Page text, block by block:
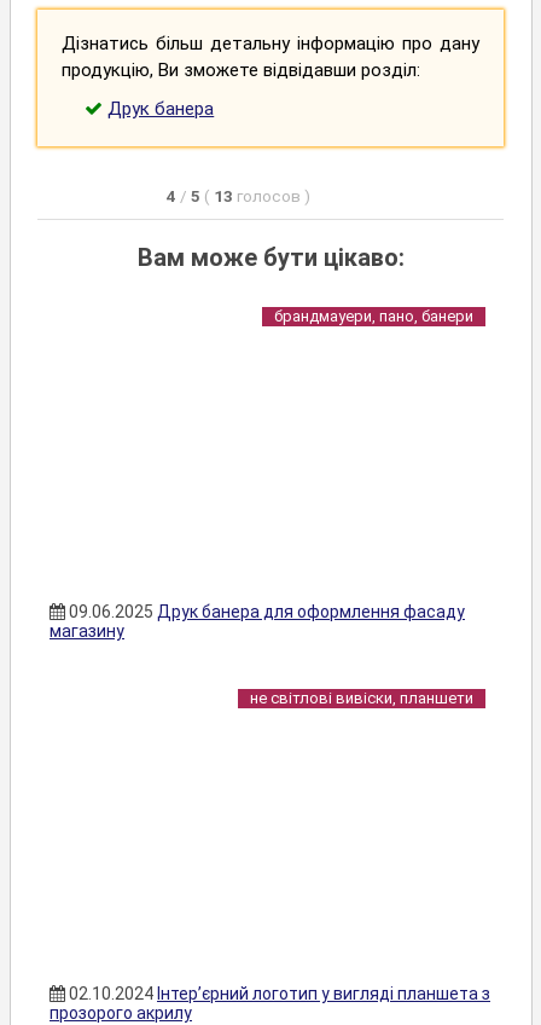
Дізнатись більш детальну інформацію про дану
продукцію, Ви зможете відвідавши розділ:
Друк банера
4 / 5 ( 13 голосов )
Вам може бути цікаво:
брандмауери, пано, банери
09.06.2025 Друк банера для оформлення фасаду
магазину
не світлові вивіски, планшети
02.10.2024 Інтер’єрний логотип у вигляді планшета з
прозорого акрилу